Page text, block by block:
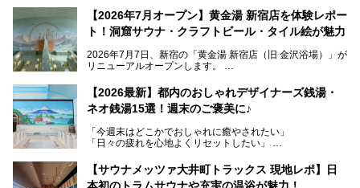
【2026年7月オープン】黄金湯 新宿店を体験レポー
ト！洞窟サウナ・クラフトビール・タイル絵が魅力
2026年7月7日、新宿の「黄金湯 新宿店（旧 金沢浴場）」が
リニューアルオープンします。
レトロでノスタルジックなタイル絵はそのまま、昔からここ
を知る地元の人にも、新しく足を運んでくれる人にも愛され
る、今の時代の"銭湯"として生まれ変わりました。洞窟のよ
ビアバーなど、新しく登場したスポットも併せて紹介しま
す。充実した設備があるのに、基本の入浴料が銭湯価格の5
【2026最新】都内のおしゃれデザイナーズ銭湯・
ネオ銭湯15選！週末のご褒美に♪
「今週末はどこかでおしゃれに癒やされたい」
「日々の疲れを心地よくリセットしたい」
となっている新しいスタイルの銭湯です。
【サウナメッツァ大井町トラックス 現地レポ】日
本初のトラムサウナや充実の温浴が魅力！